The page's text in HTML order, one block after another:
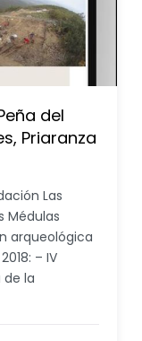
del
Priaranza
Las
Médulas
arqueológica
– IV
la